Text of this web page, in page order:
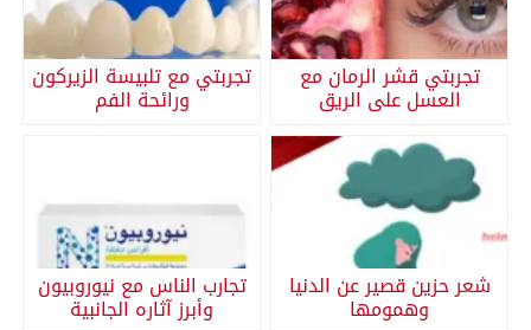
تجربتي قشر الرمان مع
العسل على الريق
تجربتي مع تلبيسة الزيركون
ورائحة الفم
شعر حزين قصير عن الدنيا
وهمومها
تجارب الناس مع نيوروبيون
وأبرز آثاره الجانبية